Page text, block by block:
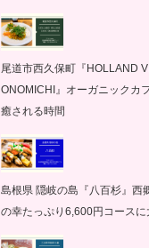
尾道市西久保町『HOLLAND
ONOMICHI』オーガニックカ
癒される時間
島根県 隠岐の島『八百杉』西
の幸たっぷり6,600円コースに